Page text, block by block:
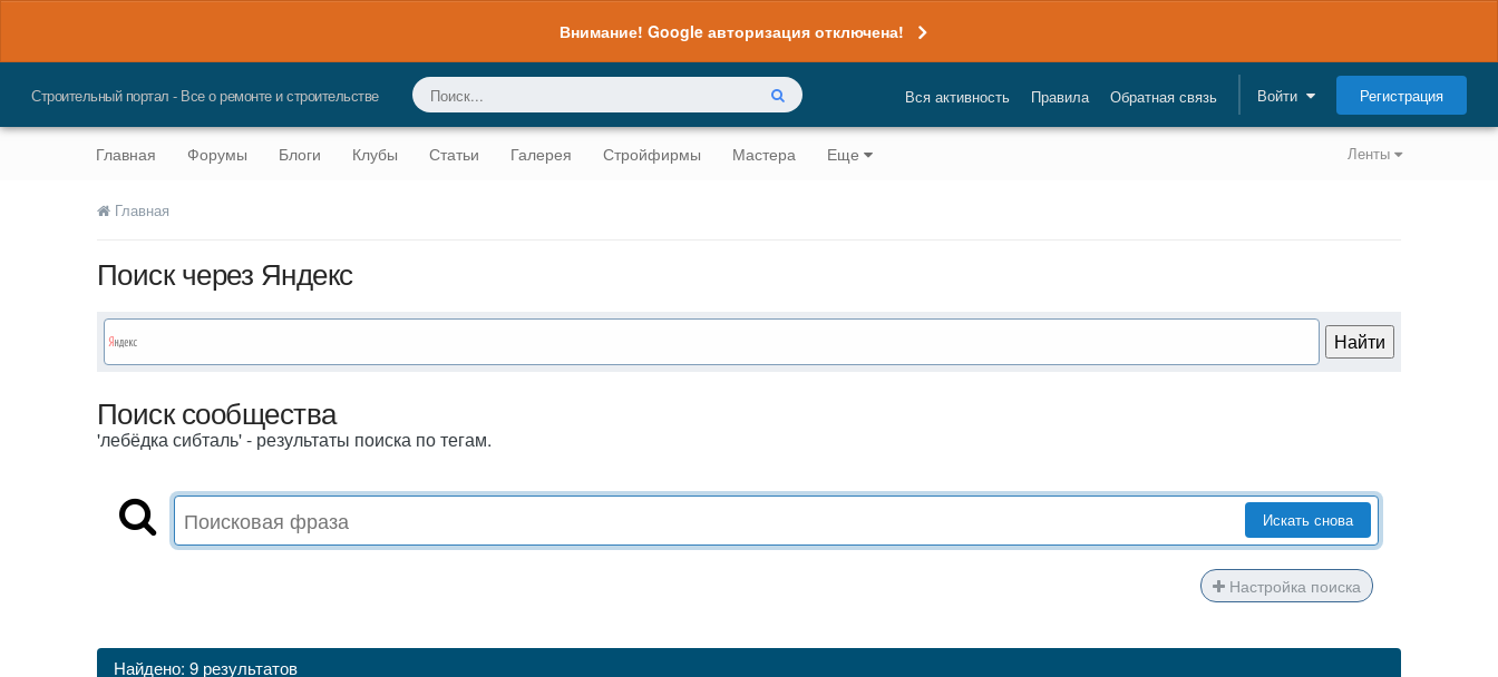
Внимание! Google авторизация отключена!
Строительный портал - Все о ремонте и строительстве Вся активность Правила Обратная связь Войти Регистрация
Ленты
Главная Форумы Блоги Клубы Статьи Галерея Стройфирмы Мастера Еще
Главная
Поиск через Яндекс
Поиск сообщества
'лебёдка сибталь' - результаты поиска по тегам.
Искать снова
Настройка поиска
Найдено: 9 результатов